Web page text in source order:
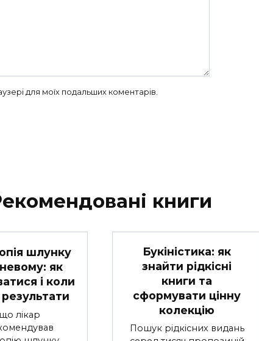
для моїх подальших коментарів.
книги
шлунку
як
і коли
лікар
Букіністика: як
знайти рідкісні
книги та
сформувати цінну
колекцію
Пошук рідкісних видань